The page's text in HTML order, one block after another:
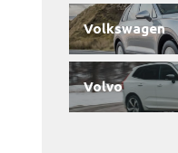
Volkswagen
Volvo